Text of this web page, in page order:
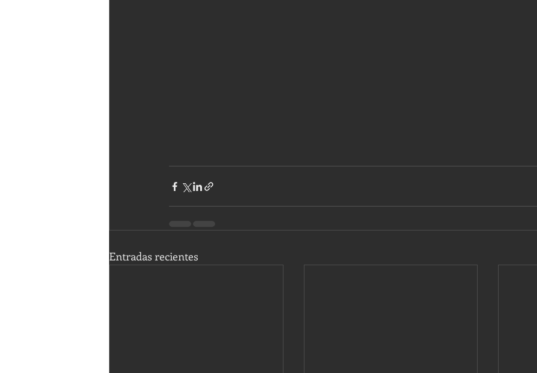
Entradas recientes